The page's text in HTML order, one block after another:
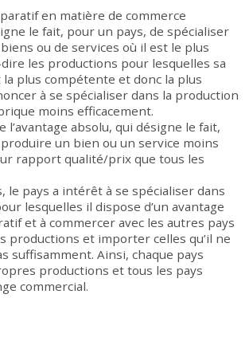
en matière de commerce
le fait, pour un pays, de spécialiser
ou de services où il est le plus
les productions pour lesquelles sa
plus compétente et donc la plus
à se spécialiser dans la production
moins efficacement.
l’avantage absolu, qui désigne le fait,
un bien ou un service moins
rapport qualité/prix que tous les
le pays a intérêt à se spécialiser dans
lesquelles il dispose d’un avantage
et à commercer avec les autres pays
productions et importer celles qu’il ne
suffisamment. Ainsi, chaque pays
productions et tous les pays
commercial.